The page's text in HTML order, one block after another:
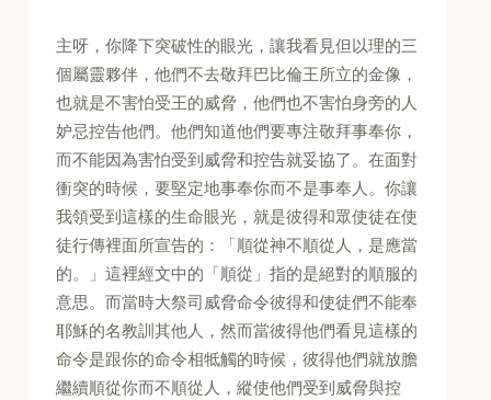
主呀，你降下突破性的眼光，讓我看見但以理的三
個屬靈夥伴，他們不去敬拜巴比倫王所立的金像，
也就是不害怕受王的威脅，他們也不害怕身旁的人
妒忌控告他們。他們知道他們要專注敬拜事奉你，
而不能因為害怕受到威脅和控告就妥協了。在面對
衝突的時候，要堅定地事奉你而不是事奉人。你讓
我領受到這樣的生命眼光，就是彼得和眾使徒在使
徒行傳裡面所宣告的：「順從神不順從人，是應當
的。」這裡經文中的「順從」指的是絕對的順服的
意思。而當時大祭司威脅命令彼得和使徒們不能奉
耶穌的名教訓其他人，然而當彼得他們看見這樣的
命令是跟你的命令相牴觸的時候，彼得他們就放膽
繼續順從你而不順從人，縱使他們受到威脅與控